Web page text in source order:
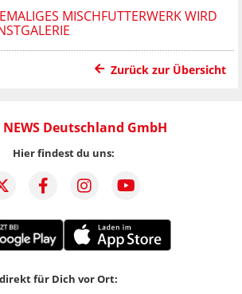
MISCHFUTTERWERK WIRD
Zurück zur Übersicht
NEWS Deutschland GmbH
Hier findest du uns:
für Dich vor Ort: